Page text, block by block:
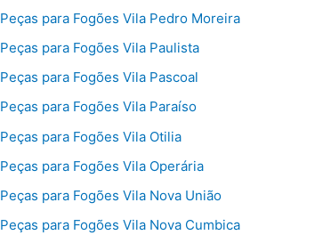
Peças para Fogões Vila Pedro Moreira
Peças para Fogões Vila Paulista
Peças para Fogões Vila Pascoal
Peças para Fogões Vila Paraíso
Peças para Fogões Vila Otilia
Peças para Fogões Vila Operária
Peças para Fogões Vila Nova União
Peças para Fogões Vila Nova Cumbica